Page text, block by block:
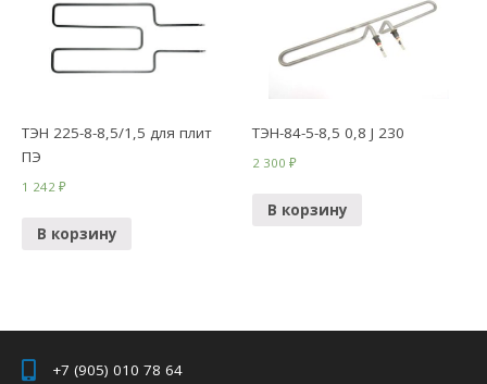
ТЭН 225-8-8,5/1,5 для плит
ПЭ
1 242₽
В корзину
ТЭН-84-5-8,5 0,8 J 230
2 300₽
В корзину
+7 (905) 010 78 64